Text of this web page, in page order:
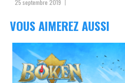
25 septembre 2019
VOUS AIMEREZ AUSSI